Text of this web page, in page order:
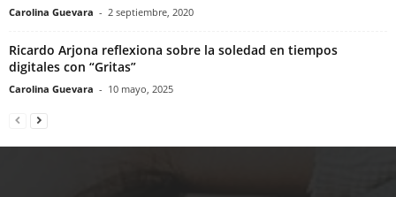
Carolina Guevara - 2 septiembre, 2020
Ricardo Arjona reflexiona sobre la soledad en tiempos
digitales con “Gritas”
Carolina Guevara - 10 mayo, 2025